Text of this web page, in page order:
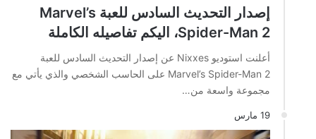
إصدار التحديث السادس للعبة Marvel’s
Spider-Man 2، اليكم تفاصيله الكاملة
أعلنت استوديو Nixxes عن إصدار التحديث السادس للعبة
Marvel’s Spider-Man 2 على الحاسب الشخصي والذي يأتي مع
مجموعة واسعة من…
19 مارس